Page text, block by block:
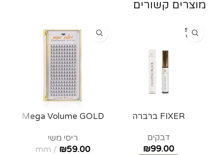
מוצרים קשורים
SOLD
OUT
FIXER ברברה
דבקים
₪99.00
Mega Volume GOLD
ריסי משי
₪59.00
mm